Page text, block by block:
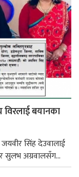
बयानका
सिंह देउवालाई
सुलभ अग्रवालसँग...